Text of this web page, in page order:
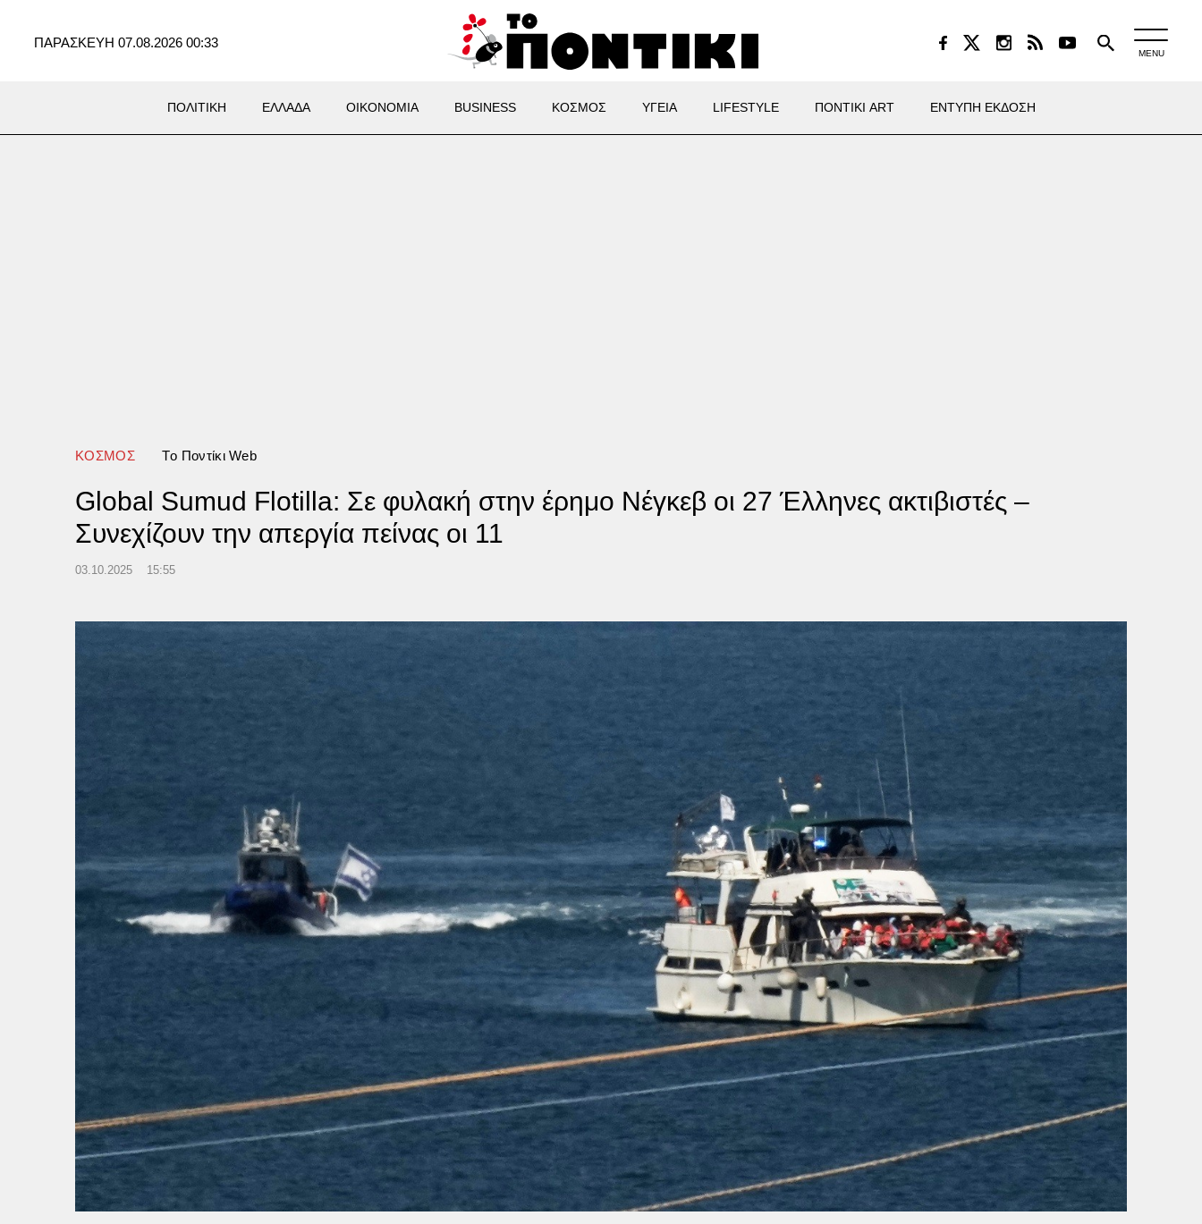
ΠΑΡΑΣΚΕΥΗ 07.08.2026 00:33
MENU
ΠΟΛΙΤΙΚΗ ΕΛΛΑΔΑ ΟΙΚΟΝΟΜΙΑ BUSINESS ΚΟΣΜΟΣ ΥΓΕΙΑ LIFESTYLE ΠΟΝΤΙΚΙ ART ΕΝΤΥΠΗ ΕΚΔΟΣΗ
ΚΟΣΜΟΣ Tο Ποντίκι Web
Global Sumud Flotilla: Σε φυλακή στην έρημο Νέγκεβ οι 27 Έλληνες ακτιβιστές –
Συνεχίζουν την απεργία πείνας οι 11
03.10.2025 15:55